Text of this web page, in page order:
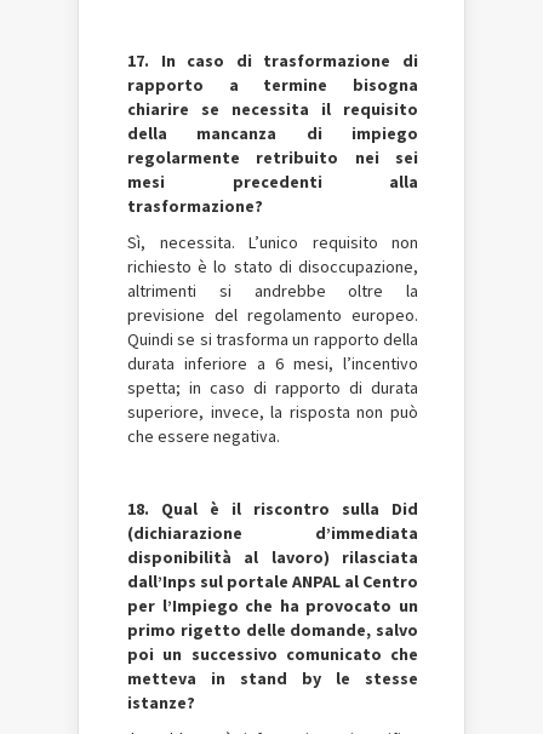
17. In caso di trasformazione di
rapporto a termine bisogna
chiarire se necessita il requisito
della mancanza di impiego
regolarmente retribuito nei sei
mesi precedenti alla
trasformazione?
Sì, necessita. L’unico requisito non
richiesto è lo stato di disoccupazione,
altrimenti si andrebbe oltre la
previsione del regolamento europeo.
Quindi se si trasforma un rapporto della
durata inferiore a 6 mesi, l’incentivo
spetta; in caso di rapporto di durata
superiore, invece, la risposta non può
che essere negativa.
18. Qual è il riscontro sulla Did
(dichiarazione d’immediata
disponibilità al lavoro) rilasciata
dall’Inps sul portale ANPAL al Centro
per l’Impiego che ha provocato un
primo rigetto delle domande, salvo
poi un successivo comunicato che
metteva in stand by le stesse
istanze?